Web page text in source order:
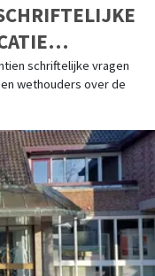
schriftelijke vragen
wethouders over de